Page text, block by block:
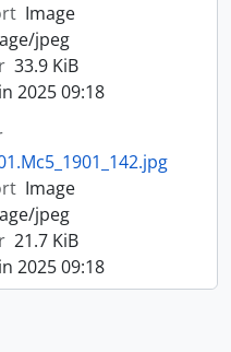
Image
jpeg
33.9 KiB
2025 09:18
Image
jpeg
21.7 KiB
2025 09:18